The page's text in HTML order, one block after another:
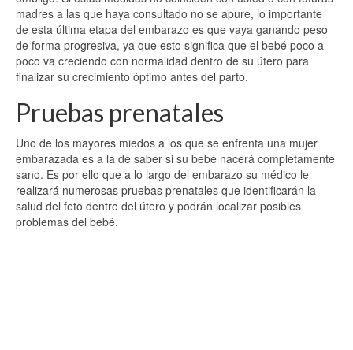
madres a las que haya consultado no se apure, lo importante
de esta última etapa del embarazo es que vaya ganando peso
de forma progresiva, ya que esto significa que el bebé poco a
poco va creciendo con normalidad dentro de su útero para
finalizar su crecimiento óptimo antes del parto.
Pruebas prenatales
Uno de los mayores miedos a los que se enfrenta una mujer
embarazada es a la de saber si su bebé nacerá completamente
sano. Es por ello que a lo largo del embarazo su médico le
realizará numerosas pruebas prenatales que identificarán la
salud del feto dentro del útero y podrán localizar posibles
problemas del bebé.